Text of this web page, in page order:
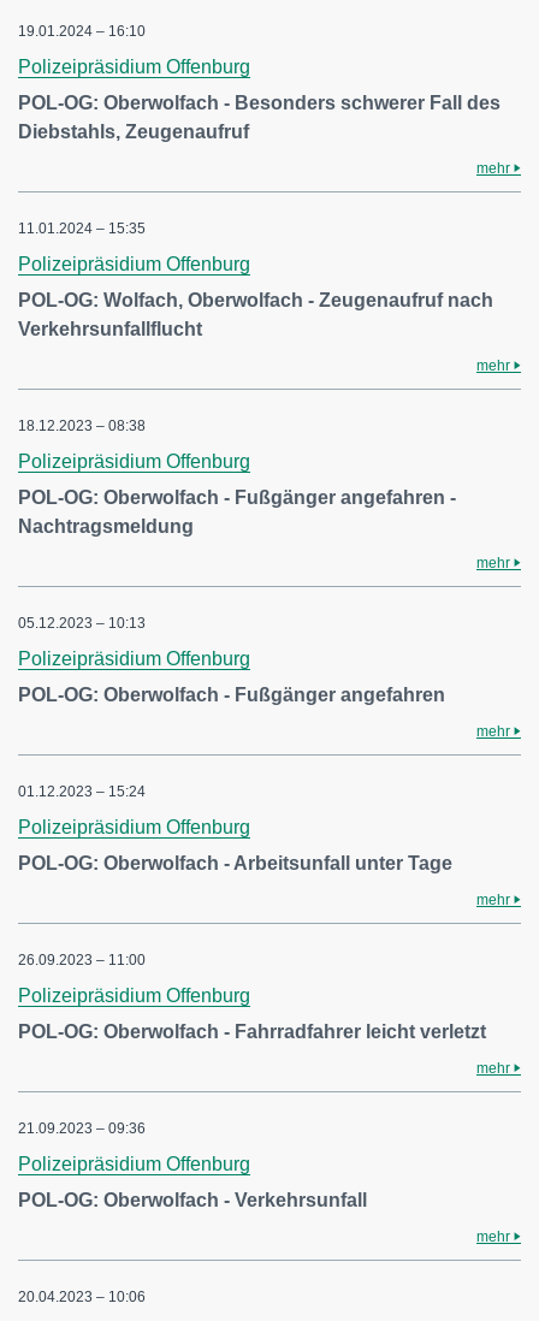
19.01.2024 – 16:10
Polizeipräsidium Offenburg
POL-OG: Oberwolfach - Besonders schwerer Fall des
Diebstahls, Zeugenaufruf
mehr
11.01.2024 – 15:35
Polizeipräsidium Offenburg
POL-OG: Wolfach, Oberwolfach - Zeugenaufruf nach
Verkehrsunfallflucht
mehr
18.12.2023 – 08:38
Polizeipräsidium Offenburg
POL-OG: Oberwolfach - Fußgänger angefahren -
Nachtragsmeldung
mehr
05.12.2023 – 10:13
Polizeipräsidium Offenburg
POL-OG: Oberwolfach - Fußgänger angefahren
mehr
01.12.2023 – 15:24
Polizeipräsidium Offenburg
POL-OG: Oberwolfach - Arbeitsunfall unter Tage
mehr
26.09.2023 – 11:00
Polizeipräsidium Offenburg
POL-OG: Oberwolfach - Fahrradfahrer leicht verletzt
mehr
21.09.2023 – 09:36
Polizeipräsidium Offenburg
POL-OG: Oberwolfach - Verkehrsunfall
mehr
20.04.2023 – 10:06